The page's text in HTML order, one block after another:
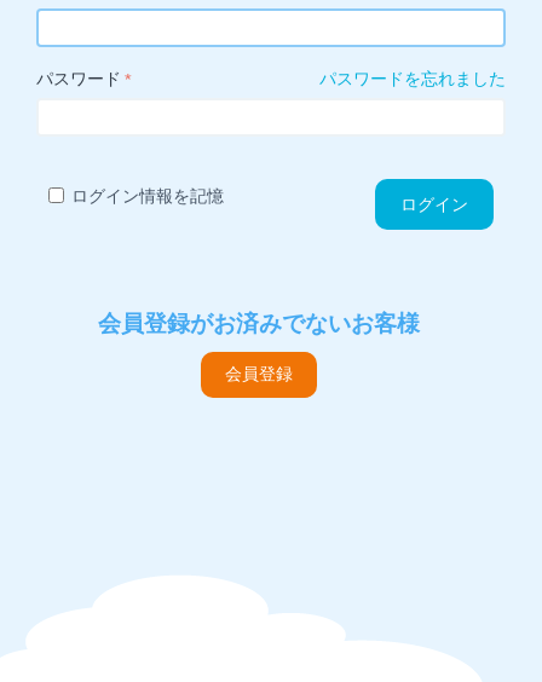
パスワード パスワードを忘れました
ログイン
ログイン情報を記憶
会員登録がお済みでないお客様
会員登録